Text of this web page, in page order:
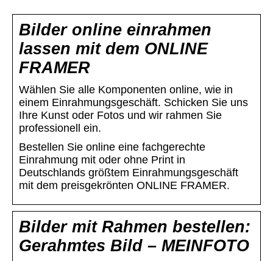
Bilder online einrahmen
lassen mit dem ONLINE
FRAMER
Wählen Sie alle Komponenten online, wie in
einem Einrahmungsgeschäft. Schicken Sie uns
Ihre Kunst oder Fotos und wir rahmen Sie
professionell ein.
Bestellen Sie online eine fachgerechte
Einrahmung mit oder ohne Print in
Deutschlands größtem Einrahmungsgeschäft
mit dem preisgekrönten ONLINE FRAMER.
Bilder mit Rahmen bestellen:
Gerahmtes Bild – MEINFOTO